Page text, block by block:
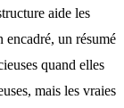
aide les
encadré, un résumé
quand elles
mais les vraies